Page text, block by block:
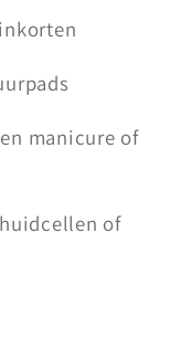
manicure of
of